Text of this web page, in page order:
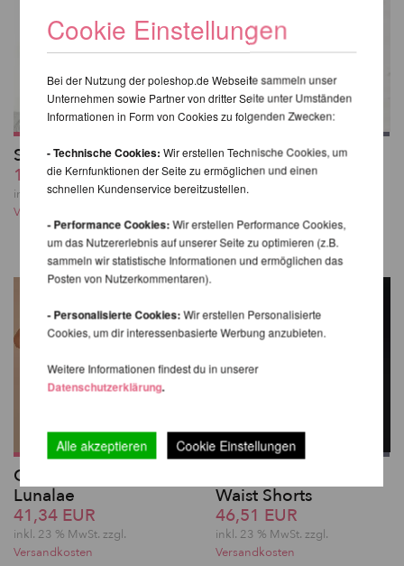
Strümpfe mit Streifen
19,64 EUR
inkl. 23 % MwSt. zzgl.
Versandkosten
Lure You Low Waist
Garter Shorts - Luna
38,24 EUR
Versandkosten
Carla Bike Shorts -
Lunalae
41,34 EUR
inkl. 23 % MwSt. zzgl.
Versandkosten
Waist Shorts
46,51 EUR
inkl. 23 % MwSt. zzgl.
Versandkosten
Cookie Einstellungen
Bei der Nutzung der poleshop.de Webseite sammeln unser
Unternehmen sowie Partner von dritter Seite unter Umständen
Informationen in Form von Cookies zu folgenden Zwecken:
- Technische Cookies: Wir erstellen Technische Cookies, um
die Kernfunktionen der Seite zu ermöglichen und einen
schnellen Kundenservice bereitzustellen.
- Performance Cookies:Wir erstellen Performance Cookies,
um das Nutzererlebnis auf unserer Seite zu optimieren (z.B.
sammeln wir statistische Informationen und ermöglichen das
Posten von Nutzerkommentaren).
- Personalisierte Cookies:Wir erstellen Personalisierte
Cookies, um dir interessenbasierte Werbung anzubieten.
Weitere Informationen findest du in unserer
Datenschutzerklärung.
Alle akzeptieren Cookie Einstellungen